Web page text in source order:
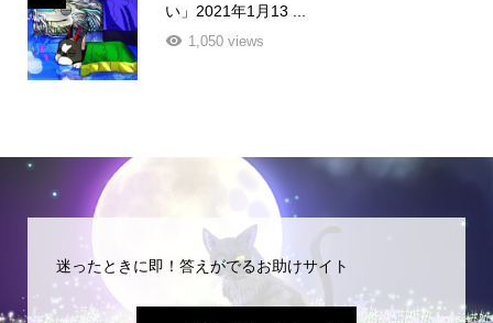
い」2021年1月13 ...
1,050 views
迷ったときに即！答えがでるお助けサイト